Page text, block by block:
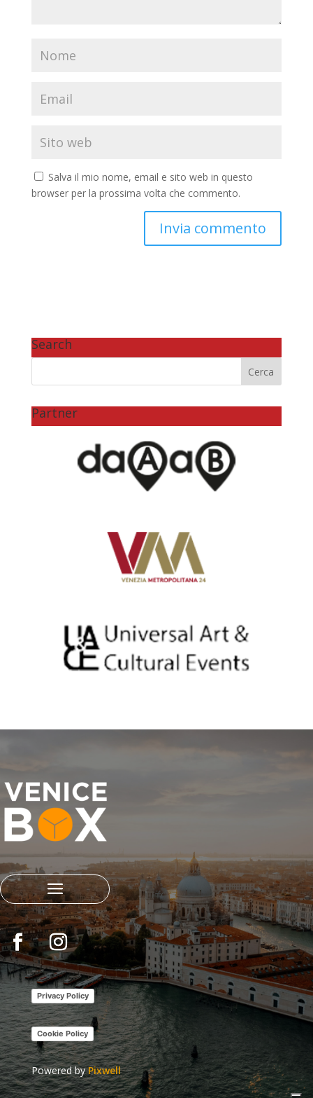
Salva il mio nome, email e sito web in questo
browser per la prossima volta che commento.
Search
Partner
Privacy Policy
Cookie Policy
Powered byPixwell